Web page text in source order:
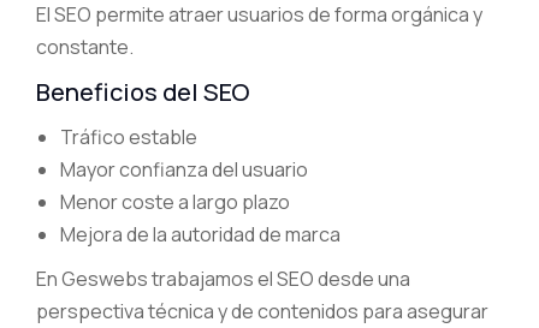
El SEO permite atraer usuarios de forma orgánica y
constante.
Beneficios del SEO
Tráfico estable
Mayor confianza del usuario
Menor coste a largo plazo
Mejora de la autoridad de marca
En Geswebs trabajamos el SEO desde una
perspectiva técnica y de contenidos para asegurar